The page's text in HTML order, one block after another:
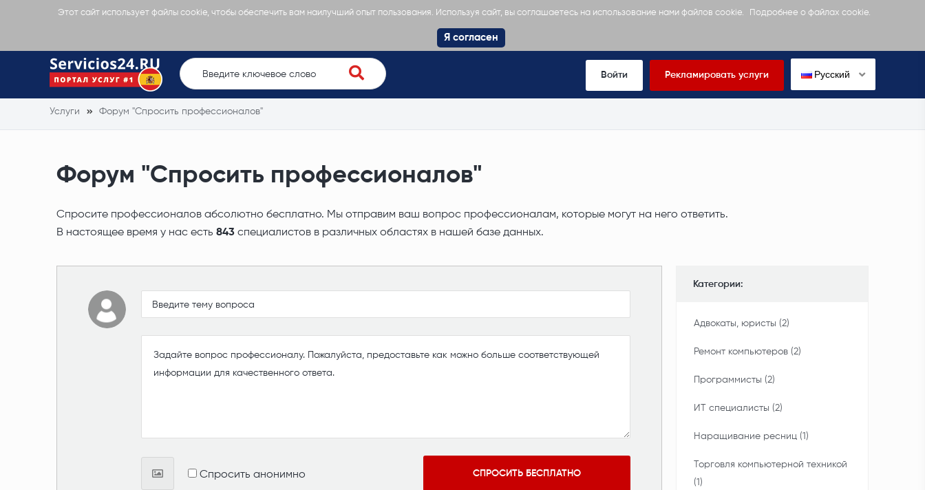
Этот сайт использует файлы cookie, чтобы обеспечить вам наилучший опыт пользования. Используя сайт, вы соглашаетесь на использование нами файлов cookie. Подробнее о файлах cookie.
Я согласен
Войти Рекламировать услуги Русский
Услуги Форум "Спросить профессионалов"
Форум "Спросить профессионалов"
Спросите профессионалов абсолютно бесплатно. Мы отправим ваш вопрос профессионалам, которые могут на него ответить.
В настоящее время у нас есть 843 специалистов в различных областях в нашей базе данных.
Спросить анонимно СПРОСИТЬ БЕСПЛАТНО
Категории:
Адвокаты, юристы (2)
Ремонт компьютеров (2)
Программисты (2)
ИТ специалисты (2)
Наращивание ресниц (1)
Торговля компьютерной техникой
(1)